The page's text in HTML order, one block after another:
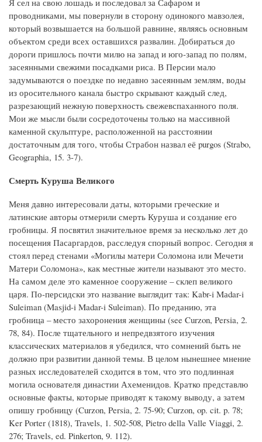
проводниками, мы повернули в сторону одинокого мавзолея,
который возвышается на большой равнине, являясь основным
объектом среди всех оставшихся развалин. Добираться до
дороги пришлось почти милю на запад и юго-запад по полям,
засеянными свежими посадками риса. В Персии мало
задумываются о поездке по недавно засеянным землям, воды
из оросительного канала быстро скрывают каждый след,
разрезающий нежную поверхность свежевспаханного поля.
Мои же мысли были сосредоточены только на массивной
каменной скульптуре, расположенной на расстоянии
достаточным для того, чтобы Страбон назвал её purgos (Strabo,
Geographia, 15. 3-7).
Смерть Куруша Великого
Меня давно интересовали даты, которыми греческие и
латинские авторы отмерили смерть Куруша и создание его
гробницы. Я посвятил значительное время за несколько лет до
посещения Пасаргардов, расследуя спорный вопрос. Сегодня я
стоял перед стенами «Могилы матери Соломона или Мечети
Матери Соломона», как местные жители называют это место.
На самом деле это каменное сооружение – склеп великого
царя. По-персидски это название выглядит так: Kabr-i Mаdar-i
Suleiman (Masjid-i Madar-i Suleiman). По преданию, эта
гробница – место захоронения женщины (see Curzon, Persia, 2.
78, 84). После тщательного и непредвзятого изучения
классических материалов я убедился, что сомнений быть не
должно при развитии данной темы. В целом нынешнее мнение
разных исследователей сходится в том, что это подлинная
могила основателя династии Ахеменидов. Кратко представлю
основные факты, которые приводят к такому выводу, а затем
опишу гробницу (Curzon, Persia, 2. 75-90; Curzon, op. cit. p. 78;
Ker Porter (1818), Travels, 1. 502-508, Pietro della Valle Viaggi, 2.
276; Travels, ed. Pinkerton, 9. 112).